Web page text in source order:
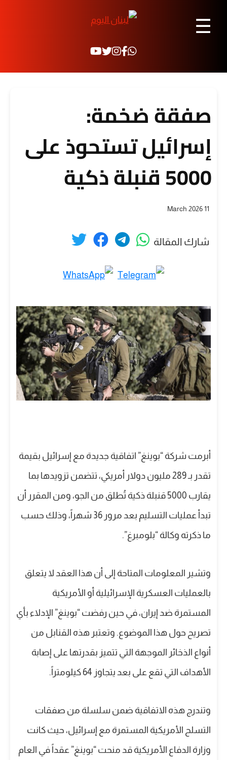
☰
صفقة ضخمة:
إسرائيل تستحوذ على
5000 قنبلة ذكية
11 March 2026
شارك المقالة
أبرمت شركة “بوينغ” اتفاقية جديدة مع إسرائيل بقيمة
تقدر بـ 289 مليون دولار أمريكي، تتضمن تزويدها بما
يقارب 5000 قنبلة ذكية تُطلق من الجو، ومن المقرر أن
تبدأ عمليات التسليم بعد مرور 36 شهراً، وذلك حسب
ما ذكرته وكالة “بلومبرغ”.
وتشير المعلومات المتاحة إلى أن هذا العقد لا يتعلق
بالعمليات العسكرية الإسرائيلية أو الأمريكية
المستمرة ضد إيران، في حين رفضت “بوينغ” الإدلاء بأي
تصريح حول هذا الموضوع. وتعتبر هذه القنابل من
أنواع الذخائر الموجهة التي تتميز بقدرتها على إصابة
الأهداف التي تقع على بعد يتجاوز 64 كيلومتراً.
وتندرج هذه الاتفاقية ضمن سلسلة من صفقات
التسلح الأمريكية المستمرة مع إسرائيل، حيث كانت
وزارة الدفاع الأمريكية قد منحت “بوينغ” عقداً في العام